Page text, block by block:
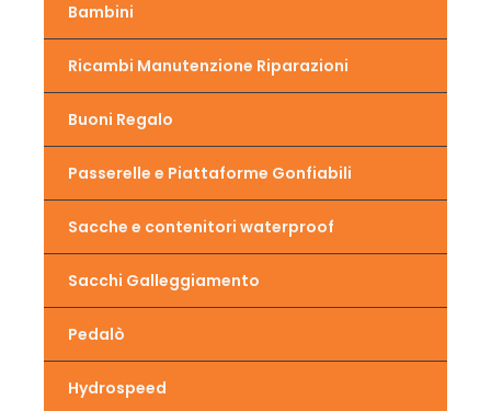
Bambini
Ricambi Manutenzione Riparazioni
Buoni Regalo
Passerelle e Piattaforme Gonfiabili
Sacche e contenitori waterproof
Sacchi Galleggiamento
Pedalò
Hydrospeed